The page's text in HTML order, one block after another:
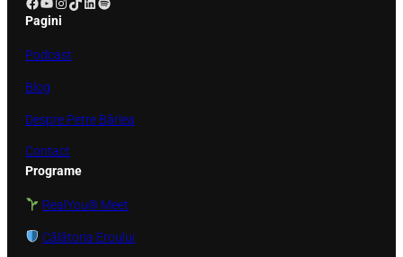
Pagini
Podcast
Blog
Despre Petre Bârlea
Contact
Programe
RealYou® Meet
Călătoria Eroului